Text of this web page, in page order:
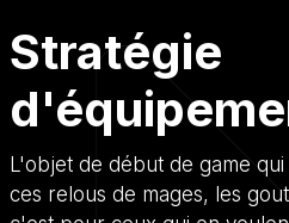
Stratégie
L'objet de début de game
ces relous de mages, les